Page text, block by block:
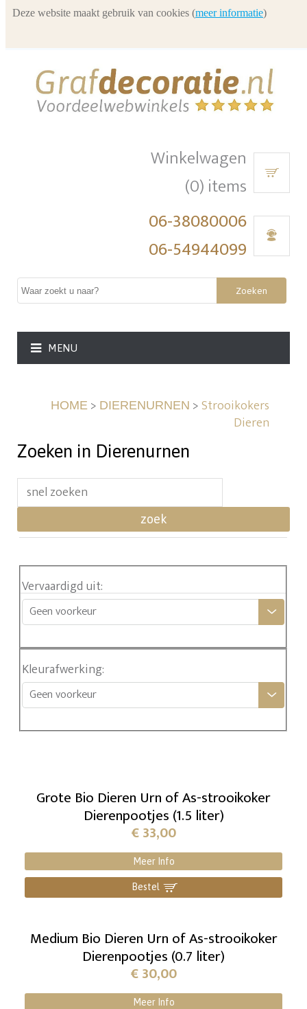
Winkelwagen
(0) items
06-38080006
06-54944099
Zoeken
MENU
HOME> DIERENURNEN >Strooikokers
Dieren
Zoeken in Dierenurnen
zoek
Vervaardigd uit:
Geen voorkeur
Kleurafwerking:
Geen voorkeur
Grote Bio Dieren Urn of As-strooikoker
Dierenpootjes (1.5 liter)
€33,00
Meer Info
Bestel ]
Medium Bio Dieren Urn of As-strooikoker
Dierenpootjes (0.7 liter)
€30,00
Meer Info
Deze website maakt gebruik van cookies (meer informatie)